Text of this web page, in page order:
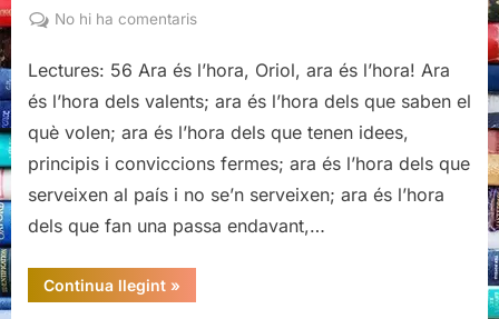
on
No hi ha comentarisa
és
l’hora,
Lectures: 56 Ara és l’hora, Oriol, ara és l’hora! Ara
és l’hora dels valents; ara és l’hora dels que saben el
què volen; ara és l’hora dels que tenen idees,
principis i conviccions fermes; ara és l’hora dels que
serveixen al país i no se’n serveixen; ara és l’hora
dels que fan una passa endavant,…
Continua llegint“Ara
és
»